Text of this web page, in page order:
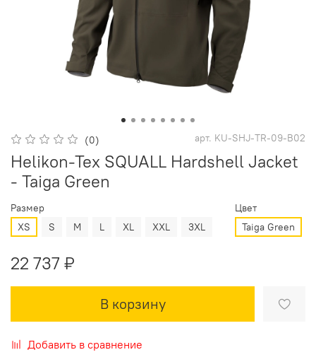
(0) арт. KU-SHJ-TR-09-B02
Helikon-Tex SQUALL Hardshell Jacket
- Taiga Green
Размер
XS
S M L XL XXL 3XL
Цвет
Taiga Green
22 737 ₽
В корзину
Добавить в сравнение